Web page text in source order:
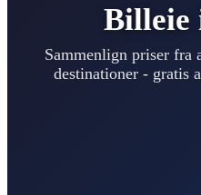
Sammenlign priser fra
destinationer - gratis